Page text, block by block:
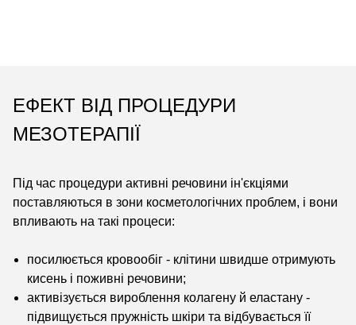
ЕФЕКТ ВІД ПРОЦЕДУРИ
МЕЗОТЕРАПІЇ
Під час процедури активні речовини ін'єкціями
поставляються в зони косметологічних проблем, і вони
впливають на такі процеси:
посилюється кровообіг - клітини швидше отримують
кисень і поживні речовини;
активізується вироблення колагену й еластану -
підвищується пружність шкіри та відбувається її